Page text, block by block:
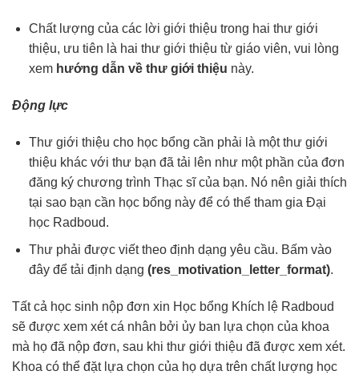
Chất lượng của các lời giới thiệu trong hai thư giới
thiệu, ưu tiên là hai thư giới thiệu từ giáo viên, vui lòng
xem hướng dẫn về thư giới thiệu này.
Động lực
Thư giới thiệu cho học bổng cần phải là một thư giới
thiệu khác với thư bạn đã tải lên như một phần của đơn
đăng ký chương trình Thạc sĩ của bạn. Nó nên giải thích
tại sao bạn cần học bổng này để có thể tham gia Đại
học Radboud.
Thư phải được viết theo định dạng yêu cầu. Bấm vào
đây để tải định dạng (res_motivation_letter_format).
Tất cả học sinh nộp đơn xin Học bổng Khích lệ Radboud
sẽ được xem xét cá nhân bởi ủy ban lựa chọn của khoa
mà họ đã nộp đơn, sau khi thư giới thiệu đã được xem xét.
Khoa có thể đặt lựa chọn của họ dựa trên chất lượng học